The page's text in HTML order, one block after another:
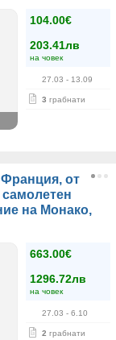
104.00€
203.41лв
на човек
27.03 - 13.09
3 грабнати
от
на Монако,
663.00€
1296.72лв
на човек
27.03 - 6.10
2 грабнати